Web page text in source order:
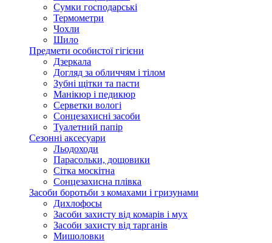
Сумки господарські
Термометри
Чохли
Шило
Предмети особистої гігієни
Дзеркала
Догляд за обличчям і тілом
Зубні щітки та пасти
Манікюр і педикюр
Серветки вологі
Сонцезахисні засоби
Туалетний папір
Сезонні аксесуари
Льодоходи
Парасольки, дощовики
Сітка москітна
Сонцезахисна плівка
Засоби боротьби з комахами і гризунами
Дихлофосы
Засоби захисту від комарів і мух
Засоби захисту від тарганів
Мишоловки